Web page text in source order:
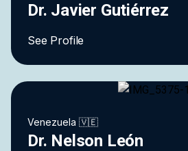
Dr. Javier Gutiérrez
See Profile
Venezuela 🇻🇪
Dr. Nelson León